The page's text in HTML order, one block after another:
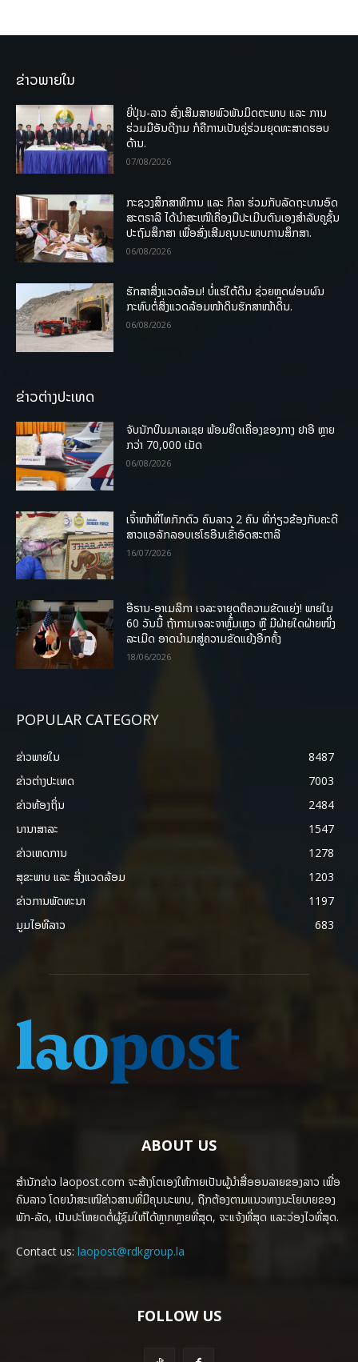
ຂ່າວພາຍໃນ
ຍີ່ປຸ່ນ-ລາວ ສົ່ງເສີມສາຍພົວພັນມິດຕະພາບ ແລະ ການ
ຮ່ວມມືອັນດີງາມ ກໍຄືການເປັນຄູ່ຮ່ວມຍຸດທະສາດຮອບ
ດ້ານ.
07/08/2026
ກະຊວງສຶກສາທິການ ແລະ ກິລາ ຮ່ວມກັບລັດຖະບານອົດ
ສະຕຣາລີ ໄດ້ນຳສະເໜີເຄື່ອງມືປະເມີນຕົນເອງສຳລັບຄູຊັ້ນ
ປະຖົມສຶກສາ ເພື່ອສົ່ງເສີມຄຸນນະພາບການສຶກສາ.
06/08/2026
ຮັກສາສິ່ງແວດລ້ອມ! ບໍ່ແຮ່ໃຕ້ດິນ ຊ່ວຍຫຼຸດຜ່ອນຜົນ
ກະທົບຕໍ່ສິ່ງແວດລ້ອມໜ້າດິນຮັກສາໜ້າດິນ.
06/08/2026
ຂ່າວຕ່າງປະເທດ
ຈັບນັກບິນມາເລເຊຍ ພ້ອມຍຶດເຄື່ອງຂອງກາງ ຢາອີ ຫຼາຍ
ກວ່າ 70,000 ເມັດ
06/08/2026
ເຈົ້າໜ້າທີ່ໄທກັກຕົວ ຄົນລາວ 2 ຄົນ ທີ່ກ່ຽວຂ້ອງກັບຄະດີ
ສາວແອລັກລອບເຮໂຣອີນເຂົ້າອົດສະຕາລີ
16/07/2026
ອີຣານ-ອາເມລິກາ ເຈລະຈາຍຸດຕິຄວາມຂັດແຍ່ງ! ພາຍໃນ
60 ວັນນີ້ ຖ້າການເຈລະຈາຫຼົ້ມເຫຼວ ຫຼື ມີຝ່າຍໃດຝ່າຍໜຶ່ງ
ລະເມີດ ອາດນໍາມາສູ່ຄວາມຂັດແຍ້ງອີກຄັ້ງ
18/06/2026
POPULAR CATEGORY
ຂ່າວພາຍ​ໃນ
8487
ຂ່າວຕ່າງປະເທດ
7003
ຂ່າວທ້ອງຖິ່ນ
2484
ນານາສາລະ
1547
ຂ່າວເຫດການ
1278
ສຸຂະພາບ ແລະ ສີ່ງແວດລ້ອມ
1203
ຂ່າວການພັດທະນາ
1197
ມູມໄອທີລາວ
683
ABOUT US
ສຳນັກຂ່າວ laopost.com ຈະສ້າງໂຕເອງໃຫ້ກາຍເປັນຜູ້ນຳສື່ອອນລາຍຂອງລາວ ເພື່ອ
ຄົນລາວ ໂດຍນຳສະເໜີຂ່າວສານທີ່ມີຄຸນນະພາບ, ຖືກຕ້ອງຕາມແນວທາງນະໂຍບາຍຂອງ
ພັກ-ລັດ, ເປັນປະໂຫຍດຕໍ່ຜູ້ຊົມໃຫ້ໄດ້ຫຼາກຫຼາຍທີ່ສຸດ, ຈະແຈ້ງທີ່ສຸດ ແລະວ່ອງໄວທີ່ສຸດ.
Contact us: laopost@rdkgroup.la
FOLLOW US